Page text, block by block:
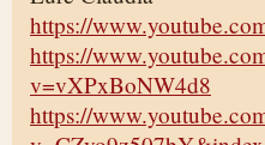
https://
https://
v=vXPxBoNW4d8
https://